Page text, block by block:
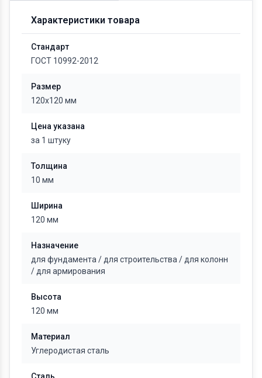
Характеристики товара
Стандарт
ГОСТ 10992-2012
Размер
120x120 мм
Цена указана
за 1 штуку
Толщина
10 мм
Ширина
120 мм
Назначение
для фундамента / для строительства / для колонн
/ для армирования
Высота
120 мм
Материал
Углеродистая сталь
Сталь